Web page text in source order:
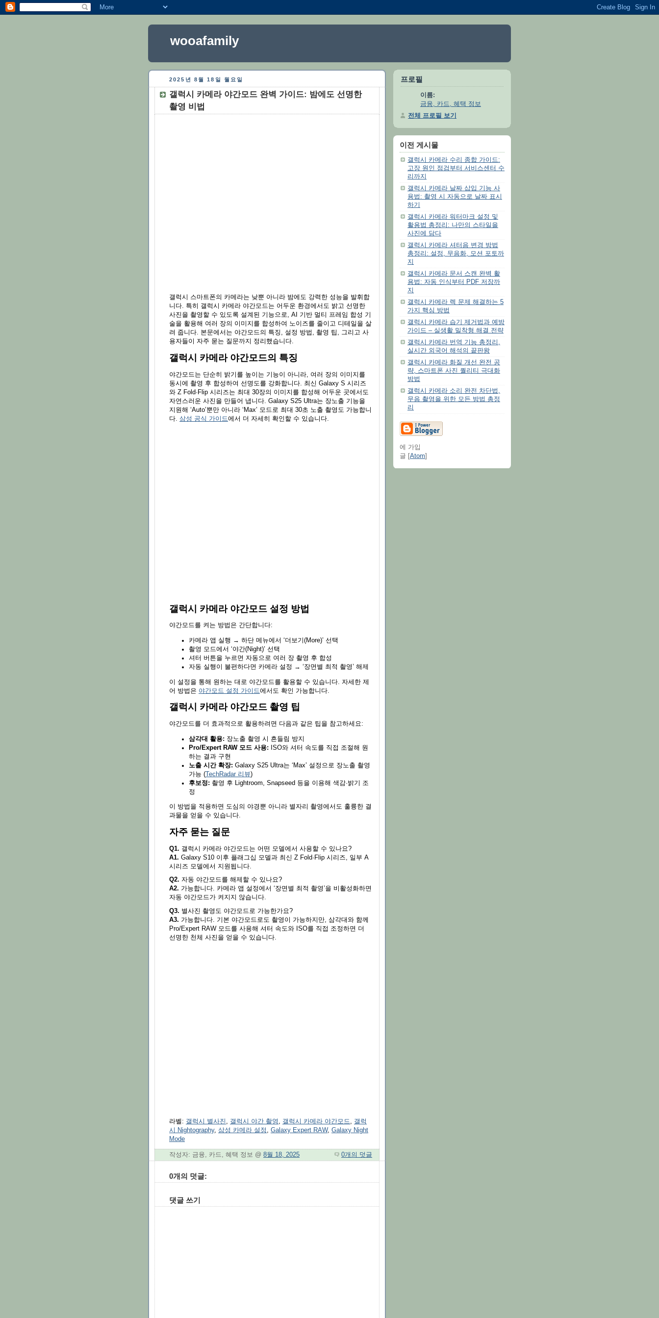
wooafamily
2025년 8월 18일 월요일
갤럭시 카메라 야간모드 완벽 가이드: 밤에도 선명한
촬영 비법
갤럭시 스마트폰의 카메라는 낮뿐 아니라 밤에도 강력한 성능을 발휘합
니다. 특히 갤럭시 카메라 야간모드는 어두운 환경에서도 밝고 선명한
사진을 촬영할 수 있도록 설계된 기능으로, AI 기반 멀티 프레임 합성 기
술을 활용해 여러 장의 이미지를 합성하여 노이즈를 줄이고 디테일을 살
려 줍니다. 본문에서는 야간모드의 특징, 설정 방법, 촬영 팁, 그리고 사
용자들이 자주 묻는 질문까지 정리했습니다.
갤럭시 카메라 야간모드의 특징
야간모드는 단순히 밝기를 높이는 기능이 아니라, 여러 장의 이미지를
동시에 촬영 후 합성하여 선명도를 강화합니다. 최신 Galaxy S 시리즈
와 Z Fold·Flip 시리즈는 최대 30장의 이미지를 합성해 어두운 곳에서도
자연스러운 사진을 만들어 냅니다. Galaxy S25 Ultra는 장노출 기능을
지원해 ‘Auto’뿐만 아니라 ‘Max’ 모드로 최대 30초 노출 촬영도 가능합니
다. 삼성 공식 가이드에서 더 자세히 확인할 수 있습니다.
갤럭시 카메라 야간모드 설정 방법
야간모드를 켜는 방법은 간단합니다:
카메라 앱 실행 → 하단 메뉴에서 ‘더보기(More)’ 선택
촬영 모드에서 ‘야간(Night)’ 선택
셔터 버튼을 누르면 자동으로 여러 장 촬영 후 합성
자동 실행이 불편하다면 카메라 설정 → ‘장면별 최적 촬영’ 해제
이 설정을 통해 원하는 대로 야간모드를 활용할 수 있습니다. 자세한 제
어 방법은 야간모드 설정 가이드에서도 확인 가능합니다.
갤럭시 카메라 야간모드 촬영 팁
야간모드를 더 효과적으로 활용하려면 다음과 같은 팁을 참고하세요:
삼각대 활용: 장노출 촬영 시 흔들림 방지
Pro/Expert RAW 모드 사용: ISO와 셔터 속도를 직접 조절해 원
하는 결과 구현
노출 시간 확장: Galaxy S25 Ultra는 ‘Max’ 설정으로 장노출 촬영
가능 (TechRadar 리뷰)
후보정: 촬영 후 Lightroom, Snapseed 등을 이용해 색감·밝기 조
정
이 방법을 적용하면 도심의 야경뿐 아니라 별자리 촬영에서도 훌륭한 결
과물을 얻을 수 있습니다.
자주 묻는 질문
Q1. 갤럭시 카메라 야간모드는 어떤 모델에서 사용할 수 있나요?
A1. Galaxy S10 이후 플래그십 모델과 최신 Z Fold·Flip 시리즈, 일부 A
시리즈 모델에서 지원됩니다.
Q2. 자동 야간모드를 해제할 수 있나요?
A2. 가능합니다. 카메라 앱 설정에서 ‘장면별 최적 촬영’을 비활성화하면
자동 야간모드가 켜지지 않습니다.
Q3. 별사진 촬영도 야간모드로 가능한가요?
A3. 가능합니다. 기본 야간모드로도 촬영이 가능하지만, 삼각대와 함께
Pro/Expert RAW 모드를 사용해 셔터 속도와 ISO를 직접 조정하면 더
선명한 천체 사진을 얻을 수 있습니다.
라벨: 갤럭시 별사진 , 갤럭시 야간 촬영 , 갤럭시 카메라 야간모드, 갤럭
시 Nightography, 삼성 카메라 설정 , Galaxy Expert RAW, Galaxy Night
Mode
작성자: 금융, 카드, 혜택 정보 @ 8월 18, 2025 0개의 덧글
0개의 덧글:
댓글 쓰기
프로필
이름:
금융, 카드, 혜택 정보
전체 프로필 보기
이전 게시물
갤럭시 카메라 수리 종합 가이드:
고장 원인 점검부터 서비스센터 수
리까지
갤럭시 카메라 날짜 삽입 기능 사
용법: 촬영 시 자동으로 날짜 표시
하기
갤럭시 카메라 워터마크 설정 및
활용법 총정리: 나만의 스타일을
사진에 담다
갤럭시 카메라 셔터음 변경 방법
총정리: 설정, 무음화, 모션 포토까
지
갤럭시 카메라 문서 스캔 완벽 활
용법: 자동 인식부터 PDF 저장까
지
갤럭시 카메라 렉 문제 해결하는 5
가지 핵심 방법
갤럭시 카메라 습기 제거법과 예방
가이드 – 실생활 밀착형 해결 전략
갤럭시 카메라 번역 기능 총정리,
실시간 외국어 해석의 끝판왕
갤럭시 카메라 화질 개선 완전 공
략, 스마트폰 사진 퀄리티 극대화
방법
갤럭시 카메라 소리 완전 차단법,
무음 촬영을 위한 모든 방법 총정
리
에 가입
글 [ Atom